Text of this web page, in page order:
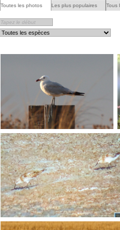
Toutes les photos Les plus populaires Tous